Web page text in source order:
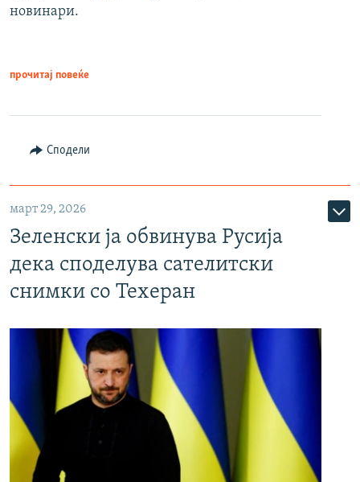
новинари.
прочитај повеќе
Сподели
март 29, 2026
Зеленски ја обвинува Русија
дека споделува сателитски
снимки со Техеран